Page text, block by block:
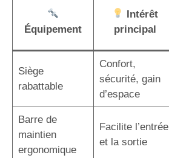
Équipement
Intérêt
principal
Siège
rabattable
Confort,
sécurité, gain
d’espace
Barre de
maintien
ergonomique
Facilite l’entrée
et la sortie